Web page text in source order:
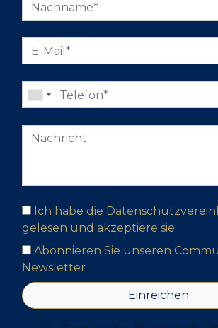
Ich habe die
gelesen und akzeptiere sie
Abonnieren Sie unseren
Newsletter
Einreichen